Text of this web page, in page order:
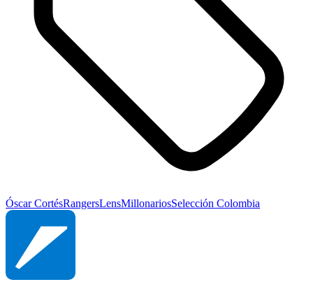
Óscar CortésRangersLensMillonariosSelección Colombia